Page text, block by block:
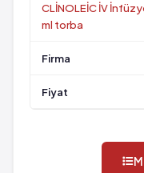
CLİNOLEİC İV
ml torba